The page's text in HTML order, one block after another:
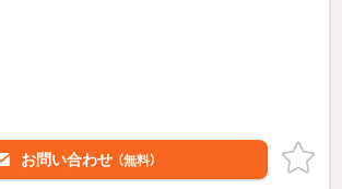
お問い合わせ （無料）